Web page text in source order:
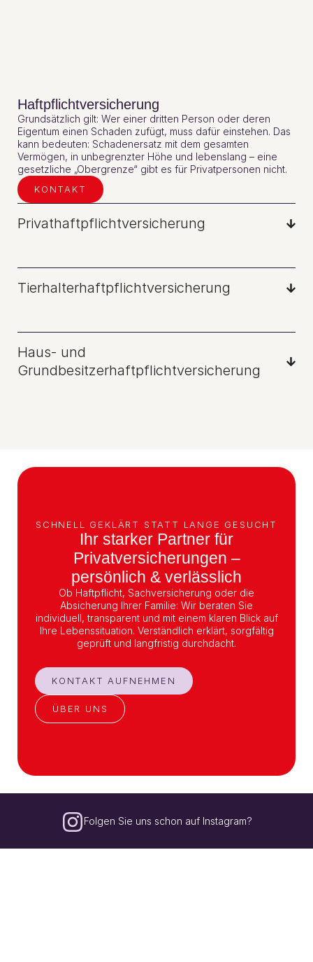
Haftpflichtversicherung
Grundsätzlich gilt: Wer einer dritten Person oder deren
Eigentum einen Schaden zufügt, muss dafür einstehen. Das
kann bedeuten: Schadenersatz mit dem gesamten
Vermögen, in unbegrenzter Höhe und lebenslang – eine
gesetzliche „Obergrenze“ gibt es für Privatpersonen nicht.
KONTAKT
Privathaftpflichtversicherung
Tierhalterhaftpflichtversicherung
Haus- und
Grundbesitzerhaftpflichtversicherung
SCHNELL GEKLÄRT STATT LANGE GESUCHT
Ihr starker Partner für
Privatversicherungen –
persönlich & verlässlich
Ob Haftpflicht, Sachversicherung oder die
Absicherung Ihrer Familie: Wir beraten Sie
individuell, transparent und mit einem klaren Blick auf
Ihre Lebenssituation. Verständlich erklärt, sorgfältig
geprüft und langfristig durchdacht.
KONTAKT AUFNEHMEN
ÜBER UNS
Folgen Sie uns schon auf Instagram?